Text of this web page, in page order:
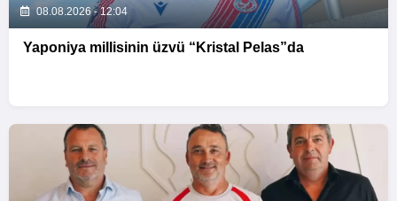
08.08.2026 - 12:04
Yaponiya millisinin üzvü “Kristal Pelas”da